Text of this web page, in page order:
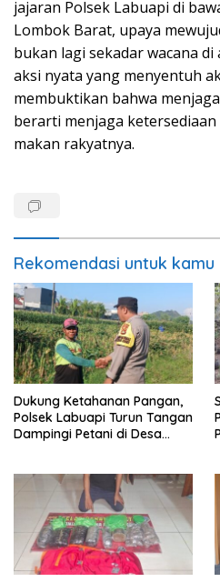
jajaran Polsek Labuapi di
Lombok Barat, upaya
bukan lagi sekadar wacana
aksi nyata yang menyentuh
membuktikan bahwa
berarti menjaga
makan rakyatnya.
Rekomendasi untuk kamu
Dukung Ketahanan Pangan,
Polsek Labuapi Turun Tangan
Dampingi Petani di Desa